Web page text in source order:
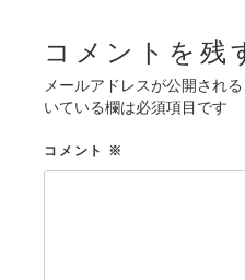
コメントを残
メールアドレスが公開される
いている欄は必須項目です
コメント ※